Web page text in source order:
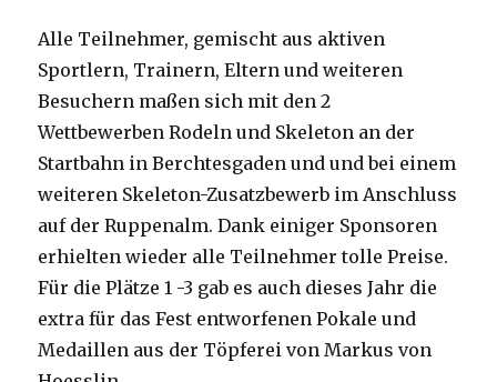
Alle Teilnehmer, gemischt aus aktiven
Sportlern, Trainern, Eltern und weiteren
Besuchern maßen sich mit den 2
Wettbewerben Rodeln und Skeleton an der
Startbahn in Berchtesgaden und und bei einem
weiteren Skeleton-Zusatzbewerb im Anschluss
auf der Ruppenalm. Dank einiger Sponsoren
erhielten wieder alle Teilnehmer tolle Preise.
Für die Plätze 1 -3 gab es auch dieses Jahr die
extra für das Fest entworfenen Pokale und
Medaillen aus der Töpferei von Markus von